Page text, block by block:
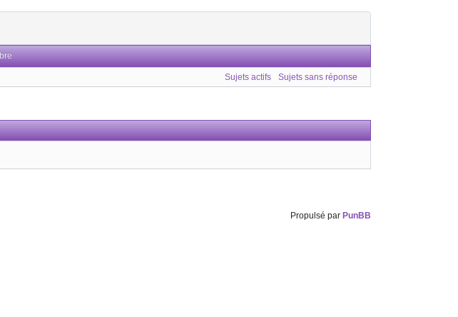
Sujets actifs Sujets sans réponse
Propulsé par PunBB